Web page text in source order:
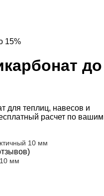
15%
до
для теплиц, навесов и
расчет по вашим
мм